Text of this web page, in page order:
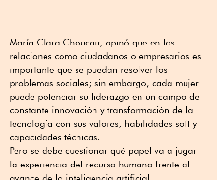
María Clara Choucair, opinó que en las
relaciones como ciudadanos o empresarios es
importante que se puedan resolver los
problemas sociales; sin embargo, cada mujer
puede potenciar su liderazgo en un campo de
constante innovación y transformación de la
tecnología con sus valores, habilidades soft y
capacidades técnicas.
Pero se debe cuestionar qué papel va a jugar
la experiencia del recurso humano frente al
avance de la inteligencia artificial.